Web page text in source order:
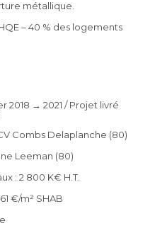
métallique.
– 40 % des logements
2018 → 2021 / Projet livré
Combs Delaplanche (80)
Leeman (80)
: 2 800 K€ H.T.
€/m² SHAB